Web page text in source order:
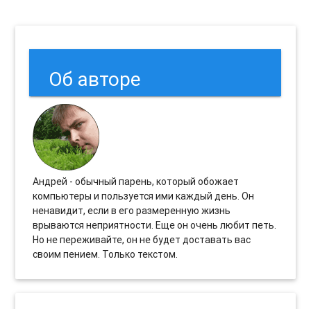
Об авторе
Андрей - обычный парень, который обожает
компьютеры и пользуется ими каждый день. Он
ненавидит, если в его размеренную жизнь
врываются неприятности. Еще он очень любит петь.
Но не переживайте, он не будет доставать вас
своим пением. Только текстом.